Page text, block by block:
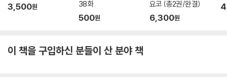
3,500원
38화
500원
요코 (총2권/완결)
6,300원
이 책을 구입하신 분들이 산 분야 책